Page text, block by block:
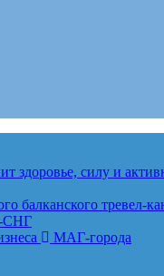
здоровье, силу и
балканского тревел-
МАГ-города